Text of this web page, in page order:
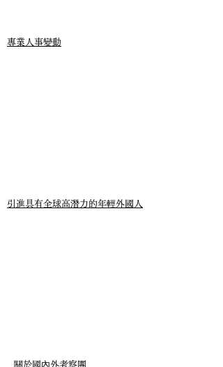
專業人事變動
​​引進具有全球高潛力的年輕外國人
關於國內外考察團